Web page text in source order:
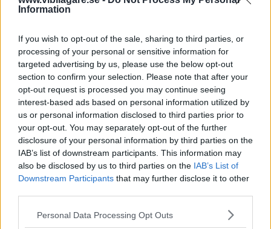
Information
If you wish to opt-out of the sale, sharing to third parties, or
processing of your personal or sensitive information for
targeted advertising by us, please use the below opt-out
section to confirm your selection. Please note that after your
opt-out request is processed you may continue seeing
interest-based ads based on personal information utilized by
us or personal information disclosed to third parties prior to
your opt-out. You may separately opt-out of the further
disclosure of your personal information by third parties on the
IAB’s list of downstream participants. This information may
also be disclosed by us to third parties on the IAB’s List of
Downstream Participants that may further disclose it to other
Please note that this website/app uses one or more Google
Personal Data Processing Opt Outs
och Subaru kommer att återkalla bilarna för att åtgärda
Felet upptäcktes då en Subaru vid tillverkarens fabrik i
Indiana, USA, plötsligt rullade iväg trots att växellådan
stod i P-läge. Det visade sig att det är en enda anställd vid
fabriken som är orsaken till problemet.
Diskutera:Vad tycker du om återkallelsen?
MISSA INTE KOMMANDE ARTIKLAR OM
SUBARU